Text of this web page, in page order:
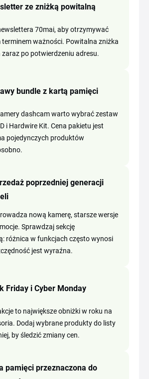
ze zniżką powitalną
70mai, aby otrzymywać
terminem ważności. Powitalna zniżka
po potwierdzeniu adresu.
bundle z kartą pamięci
dashcam warto wybrać zestaw
i Hardwire Kit. Cena pakietu jest
pojedynczych produktów
poprzedniej generacji
nową kamerę, starsze wersje
Sprawdzaj sekcję
różnica w funkcjach często wynosi
jest wyraźna.
Friday i Cyber Monday
to największe obniżki w roku na
Dodaj wybrane produkty do listy
by śledzić zmiany cen.
pamięci przeznaczona do